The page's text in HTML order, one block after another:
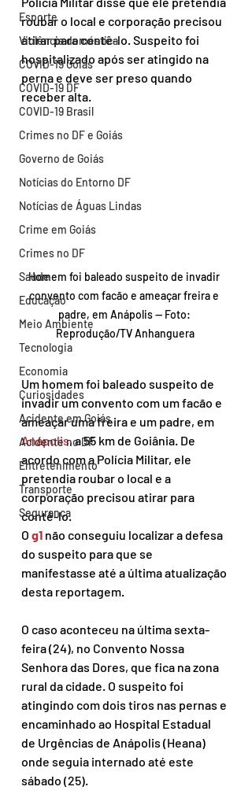
Esporte
Violência doméstica
COVID-19 Goiás
COVID-19 DF
COVID-19 Brasil
Crimes no DF e Goiás
Governo de Goiás
Notícias do Entorno DF
Notícias de Águas Lindas
Crime em Goiás
Crimes no DF
Saúde
Educação
Meio Ambiente
Tecnologia
Economia
Curiosidades
Acidente em Goiás
Acidente no DF
Entretenimento
Transporte
Segurança
roubar o local e corporação precisou
atirar para contê-lo. Suspeito foi
hospitalizado após ser atingido na
perna e deve ser preso quando
receber alta.
Homem foi baleado suspeito de invadir
convento com facão e ameaçar freira e
padre, em Anápolis — Foto:
Reprodução/TV Anhanguera
Um homem foi baleado suspeito de
invadir um convento com um facão e
ameaçar uma freira e um padre, em
Anápolis, a 55 km de Goiânia. De
acordo com a Polícia Militar, ele
pretendia roubar o local e a
corporação precisou atirar para
contê-lo.
O g1 não conseguiu localizar a defesa
do suspeito para que se
manifestasse até a última atualização
desta reportagem.
O caso aconteceu na última sexta-
feira (24), no Convento Nossa
Senhora das Dores, que fica na zona
rural da cidade. O suspeito foi
atingindo com dois tiros nas pernas e
encaminhado ao Hospital Estadual
de Urgências de Anápolis (Heana)
onde seguia internado até este
sábado (25).